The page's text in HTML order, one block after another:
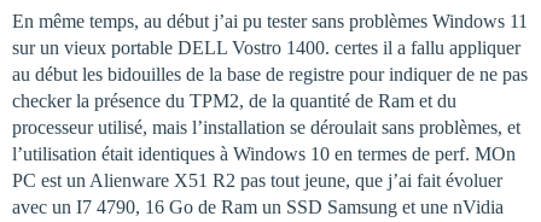
En même temps, au début j’ai pu tester sans problèmes Windows 11
sur un vieux portable DELL Vostro 1400. certes il a fallu appliquer
au début les bidouilles de la base de registre pour indiquer de ne pas
checker la présence du TPM2, de la quantité de Ram et du
processeur utilisé, mais l’installation se déroulait sans problèmes, et
l’utilisation était identiques à Windows 10 en termes de perf. MOn
PC est un Alienware X51 R2 pas tout jeune, que j’ai fait évoluer
avec un I7 4790, 16 Go de Ram un SSD Samsung et une nVidia